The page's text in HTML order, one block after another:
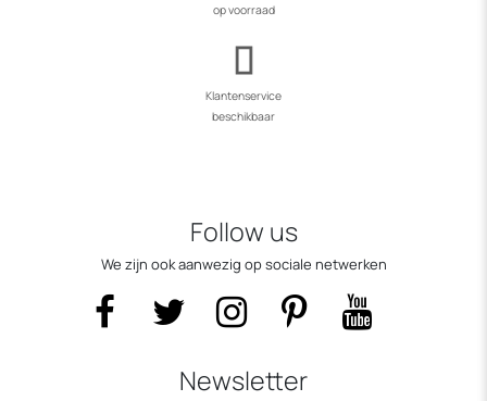
op voorraad
Klantenservice
beschikbaar
Follow us
We zijn ook aanwezig op sociale netwerken
Newsletter